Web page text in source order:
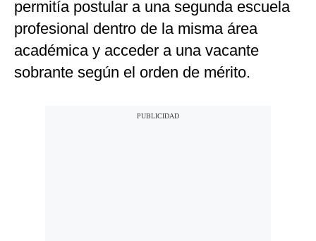
permitía postular a una segunda escuela
profesional dentro de la misma área
académica y acceder a una vacante
sobrante según el orden de mérito.